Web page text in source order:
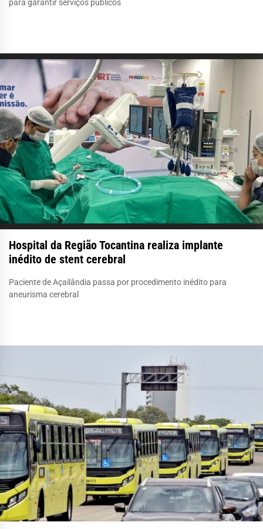
para garantir serviços públicos
Hospital da Região Tocantina realiza implante
inédito de stent cerebral
Paciente de Açailândia passa por procedimento inédito para
aneurisma cerebral